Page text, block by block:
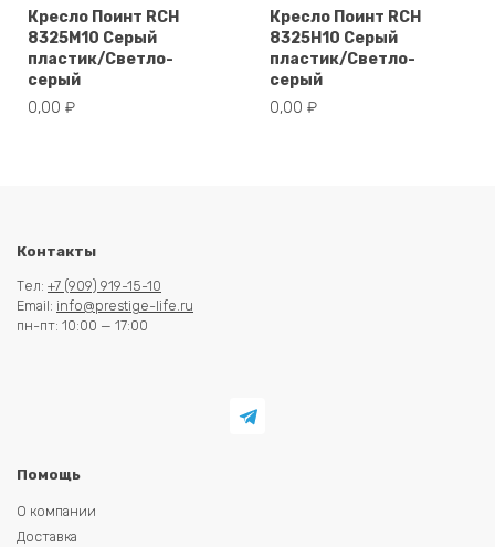
Кресло Поинт RCH
8325M10 Серый
пластик/Светло-
серый
0,00 ₽
Кресло Поинт RCH
8325H10 Серый
пластик/Светло-
серый
0,00 ₽
Контакты
Тел: +7 (909) 919-15-10
Email: info@prestige-life.ru
пн-пт: 10:00 — 17:00
Помощь
О компании
Доставка